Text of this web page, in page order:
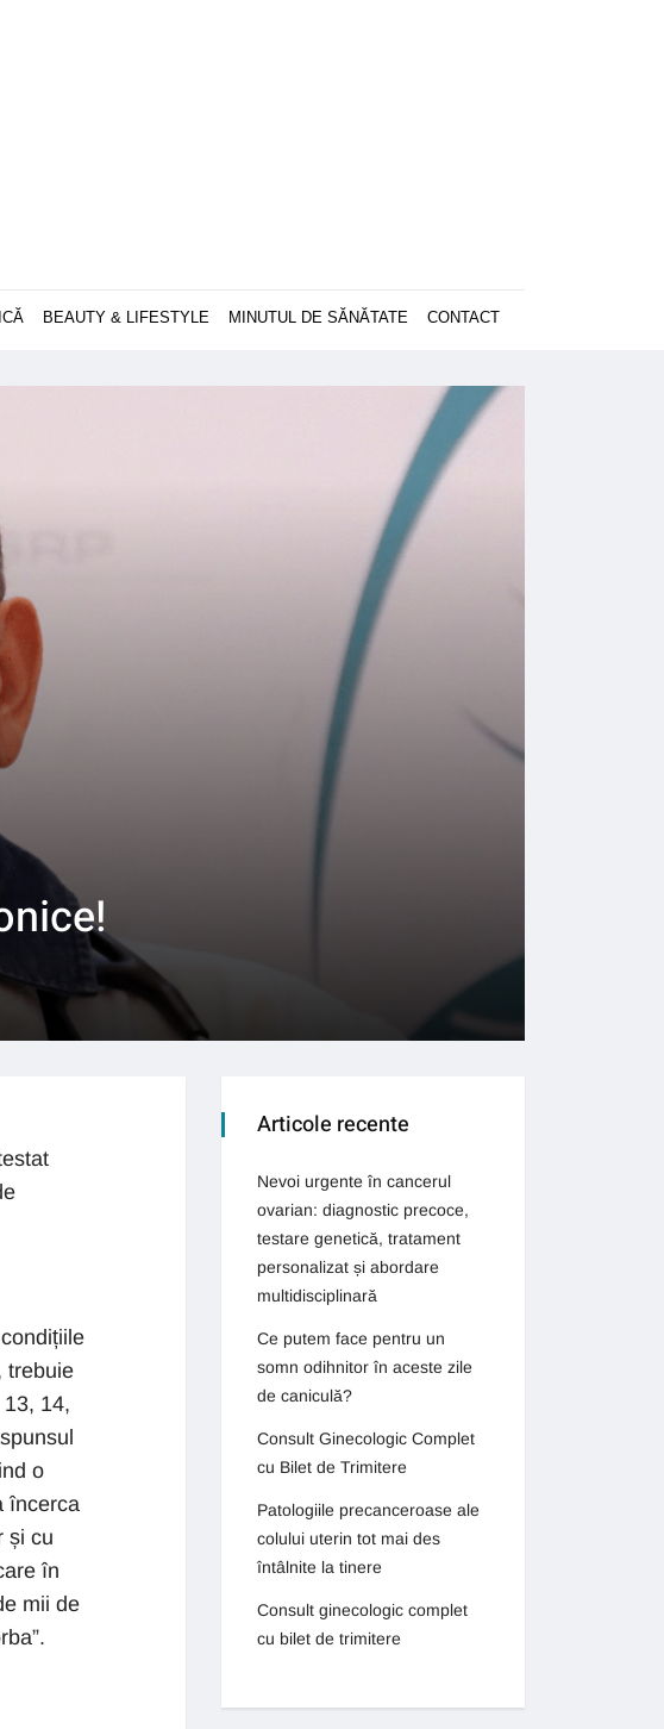
BEAUTY & LIFESTYLE MINUTUL DE SĂNĂTATE CONTACT
trebuie
14,
o
încerca
și cu
în
mii de
Articole recente
Nevoi urgente în cancerul
ovarian: diagnostic precoce,
testare genetică, tratament
personalizat și abordare
multidisciplinară
Ce putem face pentru un
somn odihnitor în aceste zile
de caniculă?
Consult Ginecologic Complet
cu Bilet de Trimitere
Patologiile precanceroase ale
colului uterin tot mai des
întâlnite la tinere
Consult ginecologic complet
cu bilet de trimitere